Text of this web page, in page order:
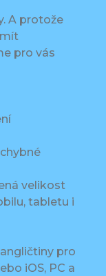
A protože
pro vás
velikost
tabletu i
pro
iOS, PC a